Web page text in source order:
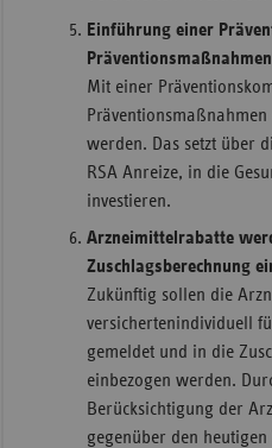
Einführung einer
Mit einer
werden. Das setzt über
RSA Anreize, in die
investieren.
Arzneimittelrabatte
Zuschlagsberechnung
Zukünftig sollen die
versichertenindividuell
gemeldet und in die
einbezogen werden.
Berücksichtigung der
gegenüber den